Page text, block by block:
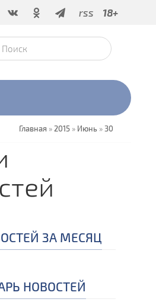
rss 18+
Главная » 2015 » Июнь » 30
ЗА МЕСЯЦ
НОВОСТЕЙ